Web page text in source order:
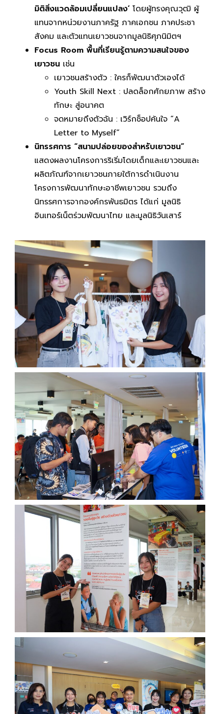
มิติสิ่งแวดล้อมเปลี่ยนแปลง’ โดยผู้ทรงคุณวุฒิ ผู้
แทนจากหน่วยงานภาครัฐ ภาคเอกชน ภาคประชา
สังคม และตัวแทนเยาวชนจากมูลนิธิศุภนิมิตฯ
Focus Room พื้นที่เรียนรู้ตามความสนใจของ
เยาวชน เช่น
เยาวชนสร้างตัว : ใครก็พัฒนาตัวเองได้
Youth Skill Next : ปลดล็อกศักยภาพ สร้าง
ทักษะ สู่อนาคต
จดหมายถึงตัวฉัน : เวิร์กช็อปค้นใจ “A
Letter to Myself”
นิทรรศการ “สนามปล่อยของสำหรับเยาวชน”
แสดงผลงานโครงการริเริ่มโดยเด็กและเยาวชนและ
ผลิตภัณฑ์จากเยาวชนภายใต้การดำเนินงาน
โครงการพัฒนาทักษะอาชีพเยาวชน รวมถึง
นิทรรศการจากองค์กรพันธมิตร ได้แก่ มูลนิธิ
อินเทอร์เน็ตร่วมพัฒนาไทย และมูลนิธิวันเสาร์